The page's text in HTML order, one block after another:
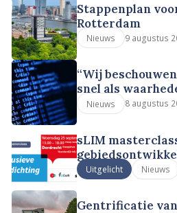
Stappenplan
Rotterdam
Nieuws 9 augustus
“Wij
snel als
Nieuws 8 augustus
sLIM
Uitgelicht Nieuws
Gentrificatie